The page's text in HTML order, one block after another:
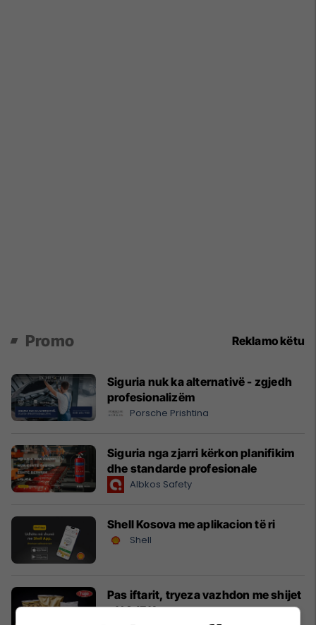
Promo Reklamo këtu
Siguria nuk ka alternativë - zgjedh
profesionalizëm
Porsche Prishtina
Siguria nga zjarri kërkon planifikim
dhe standarde profesionale
Albkos Safety
Shell Kosova me aplikacion të ri
Shell
Pas iftarit, tryeza vazhdon me shijet
e HAJE Kosova